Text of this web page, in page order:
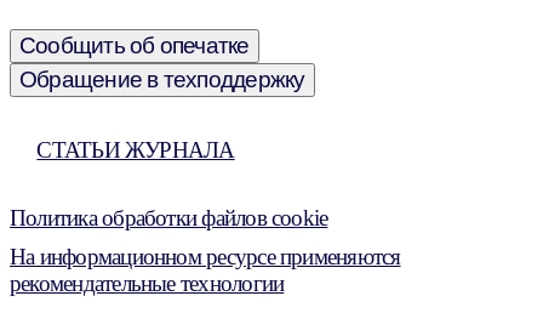
Сообщить об опечатке
Обращение в техподдержку
СТАТЬИ ЖУРНАЛА
Политика обработки файлов cookie
На информационном ресурсе применяются
рекомендательные технологии